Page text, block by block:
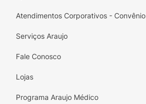
Atendimentos Corporativos - Convênio
Serviços Araujo
Fale Conosco
Lojas
Programa Araujo Médico